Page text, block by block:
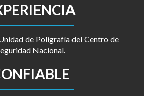
de Poligrafía del Centro de
Nacional.